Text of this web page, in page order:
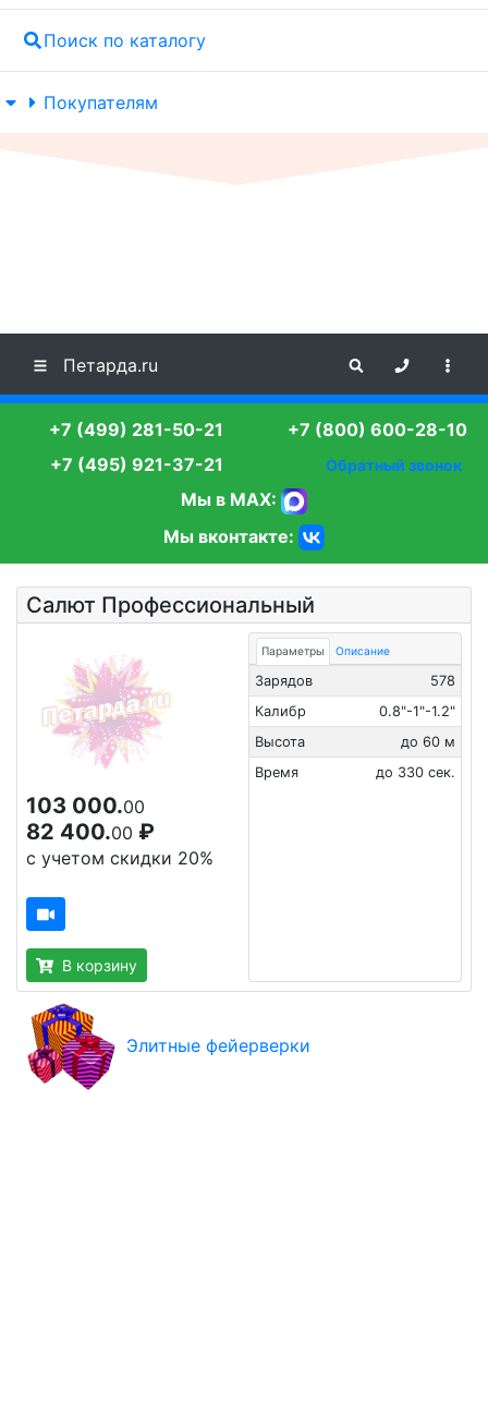
Поиск по каталогу
Покупателям
Петарда.ru
+7 (499) 281-50-21
+7 (495) 921-37-21
+7 (800) 600-28-10
Обратный звонок
Мы в MAX:
Мы вконтакте:
Салют Профессиональный
103 000.00
82 400.00 ₽
с учетом скидки 20%
В корзину
Параметры Описание
Зарядов
578
Калибр
0.8"-1"-1.2"
Высота
до 60 м
Время
до 330 сек.
Элитные фейерверки